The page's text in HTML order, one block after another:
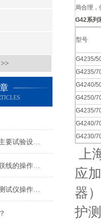
承修、承装、承试类主要试验设备常规配置表
直流高压发生器整机联线的操作方法
分享变压器直流电阻测试仪操作方法
局合理，
G42系列
型号
G4235/
G4235/
G4240/
G4250/
G4235/
G4240/
G4230/
上
应
器
护